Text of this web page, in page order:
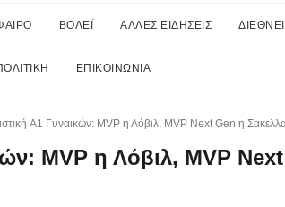
ΒΟΛΕΪ ΑΛΛΕΣ ΕΙΔΗΣΕΙΣ
ΕΠΙΚΟΙΝΩΝΙΑ
A1 Γυναικών: ΜVP η Λόβιλ, MVP Next Gen η
ΜVP η Λόβιλ, MVP